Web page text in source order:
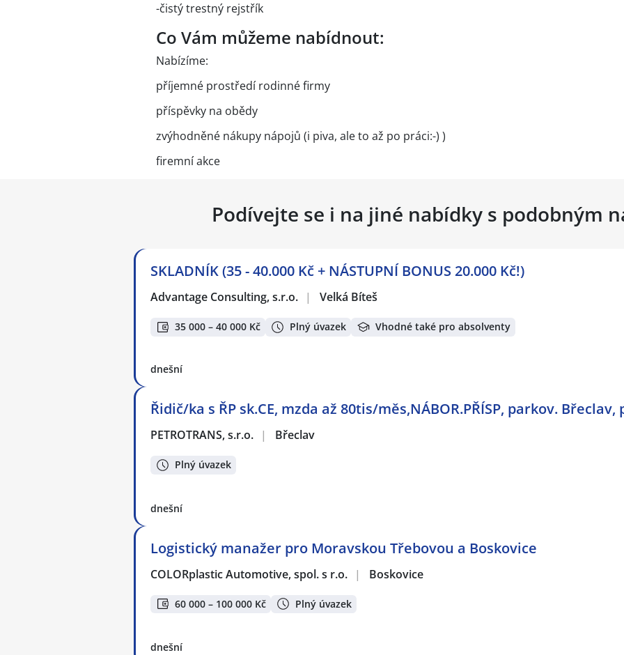
-čistý trestný rejstřík
Co Vám můžeme nabídnout:
Nabízíme:
příjemné prostředí rodinné firmy
příspěvky na obědy
zvýhodněné nákupy nápojů (i piva, ale to až po práci:-) )
firemní akce
Podívejte se i na jiné nabídky s podobným
SKLADNÍK (35 - 40.000 Kč + NÁSTUPNÍ BONUS 20.000 Kč!)
Advantage Consulting, s.r.o. | Velká Bíteš
35 000 – 40 000 Kč Plný úvazek Vhodné také pro absolventy
dnešní
Řidič/ka s ŘP sk.CE, mzda až 80tis/měs,NÁBOR.PŘÍSP, parkov. Břeclav,
PETROTRANS, s.r.o. | Břeclav
Plný úvazek
dnešní
Logistický manažer pro Moravskou Třebovou a Boskovice
COLORplastic Automotive, spol. s r.o. | Boskovice
60 000 – 100 000 Kč Plný úvazek
dnešní